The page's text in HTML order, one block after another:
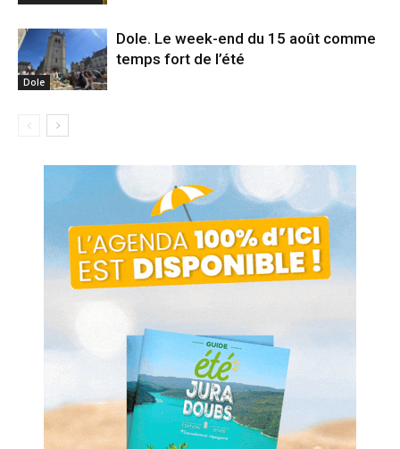
Dole
Dole. Le week-end du 15 août comme
temps fort de l’été